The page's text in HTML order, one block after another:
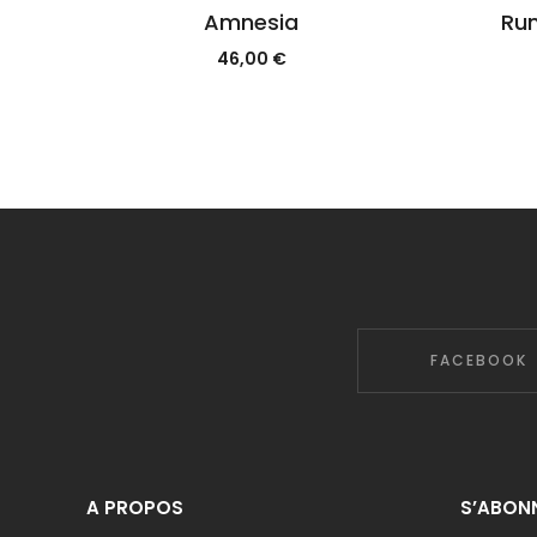
Amnesia
46,00 €
FACEBOOK
A PROPOS